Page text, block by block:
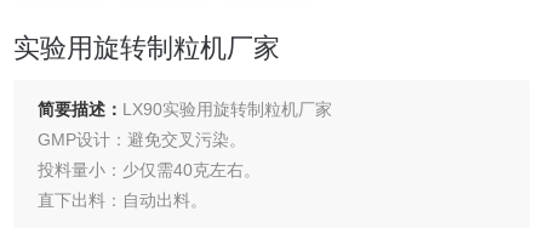
实验用旋转制粒机厂家
简要描述： LX90实验用旋转制粒机厂家
GMP设计：避免交叉污染。
投料量小：少仅需40克左右。
直下出料：自动出料。